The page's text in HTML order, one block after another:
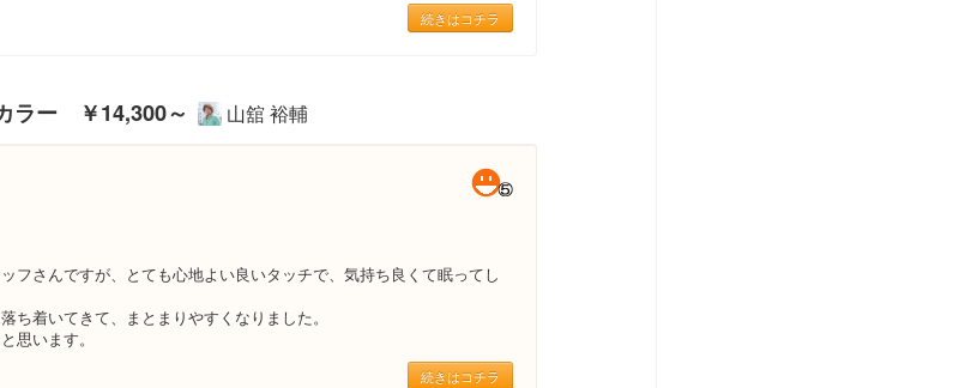
続きはコチラ
ラー ￥14,300～ 山舘 裕輔
フさんですが、とても心地よい良いタッチで、気持ち良くて眠ってし
ち着いてきて、まとまりやすくなりました。
思います。
続きはコチラ